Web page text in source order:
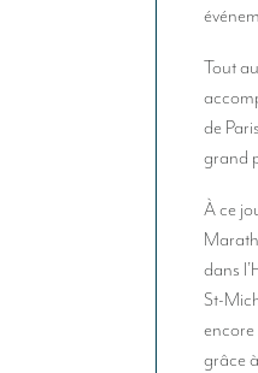
Tout
de
grand
À ce
dans
St-
encore
grâce